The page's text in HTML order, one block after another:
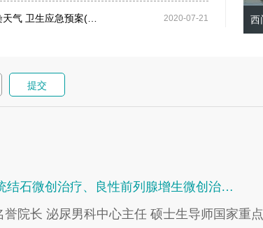
2020-07-21
气 卫生应急预案(…
门子256排螺旋CT
提交
结石微创治疗、良性前列腺增生微创治…
院长 泌尿男科中心主任 硕士生导师国家重